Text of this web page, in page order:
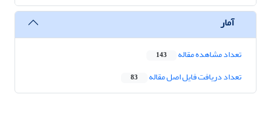
آمار
تعداد مشاهده مقاله 143
تعداد دریافت فایل اصل مقاله 83